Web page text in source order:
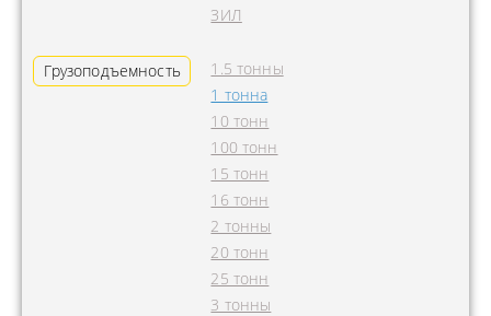
ЗИЛ
Грузоподъемность
1.5 тонны
1 тонна
10 тонн
100 тонн
15 тонн
16 тонн
2 тонны
20 тонн
25 тонн
3 тонны